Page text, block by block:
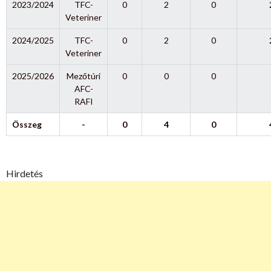
2023/2024
TFC-
Veteriner
0 2 0
2024/2025
TFC-
Veteriner
0 2 0
2025/2026
Mezőtúri
AFC-
RAFI
0 0 0
Összeg - 0 4 0
Hirdetés